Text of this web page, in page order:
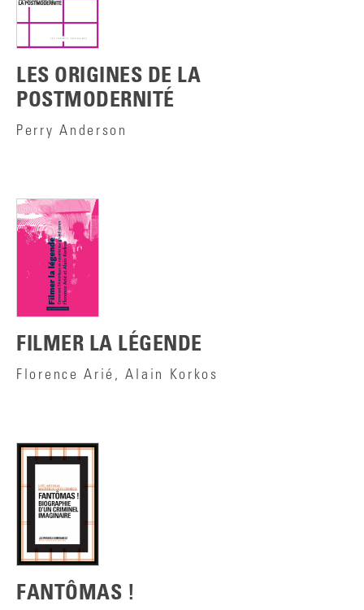
LES ORIGINES DE LA
POSTMODERNITÉ
Perry Anderson
FILMER LA LÉGENDE
Florence Arié, Alain Korkos
FANTÔMAS !